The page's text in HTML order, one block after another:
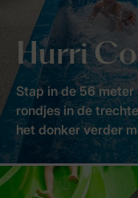
Hurri
Stap in de 56
rondjes in de
het donker verder